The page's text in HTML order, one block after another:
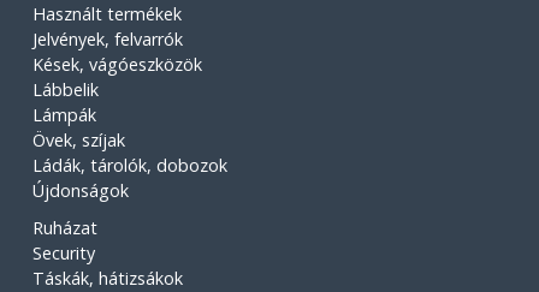
Használt termékek
Jelvények, felvarrók
Kések, vágóeszközök
Lábbelik
Lámpák
Övek, szíjak
Ládák, tárolók, dobozok
Újdonságok
Ruházat
Security
Táskák, hátizsákok